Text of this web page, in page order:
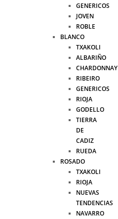
GENERICOS
JOVEN
ROBLE
BLANCO
TXAKOLI
ALBARIÑO
CHARDONNAY
RIBEIRO
GENERICOS
RIOJA
GODELLO
TIERRA
DE
CADIZ
RUEDA
ROSADO
TXAKOLI
RIOJA
NUEVAS
TENDENCIAS
NAVARRO